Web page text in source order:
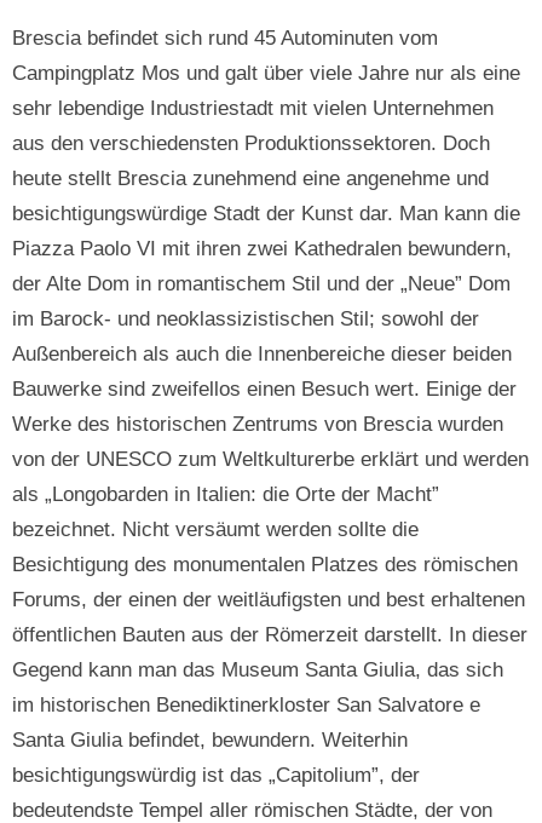
Brescia befindet sich rund 45 Autominuten vom
Campingplatz Mos und galt über viele Jahre nur als eine
sehr lebendige Industriestadt mit vielen Unternehmen
aus den verschiedensten Produktionssektoren. Doch
heute stellt Brescia zunehmend eine angenehme und
besichtigungswürdige Stadt der Kunst dar. Man kann die
Piazza Paolo VI mit ihren zwei Kathedralen bewundern,
der Alte Dom in romantischem Stil und der „Neue” Dom
im Barock- und neoklassizistischen Stil; sowohl der
Außenbereich als auch die Innenbereiche dieser beiden
Bauwerke sind zweifellos einen Besuch wert. Einige der
Werke des historischen Zentrums von Brescia wurden
von der UNESCO zum Weltkulturerbe erklärt und werden
als „Longobarden in Italien: die Orte der Macht”
bezeichnet. Nicht versäumt werden sollte die
Besichtigung des monumentalen Platzes des römischen
Forums, der einen der weitläufigsten und best erhaltenen
öffentlichen Bauten aus der Römerzeit darstellt. In dieser
Gegend kann man das Museum Santa Giulia, das sich
im historischen Benediktinerkloster San Salvatore e
Santa Giulia befindet, bewundern. Weiterhin
besichtigungswürdig ist das „Capitolium”, der
bedeutendste Tempel aller römischen Städte, der von